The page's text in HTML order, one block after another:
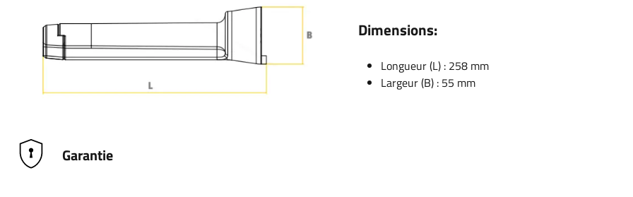
Dimensions:
Longueur (L) : 258 mm
Largeur (B) : 55 mm
Garantie